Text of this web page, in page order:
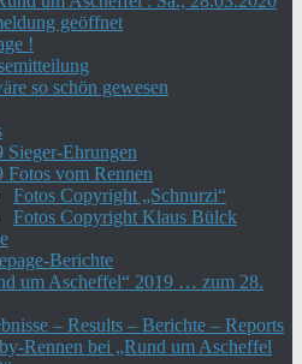
geöffnet
!
so schön gewesen
Sieger-Ehrungen
Fotos vom Rennen
Fotos Copyright „Schnurzi“
Fotos Copyright Klaus Bülck
Berichte
um Ascheffel“ 2019 … zum 28.
– Results – Berichte – Reports
Rennen bei „Rund um Ascheffel